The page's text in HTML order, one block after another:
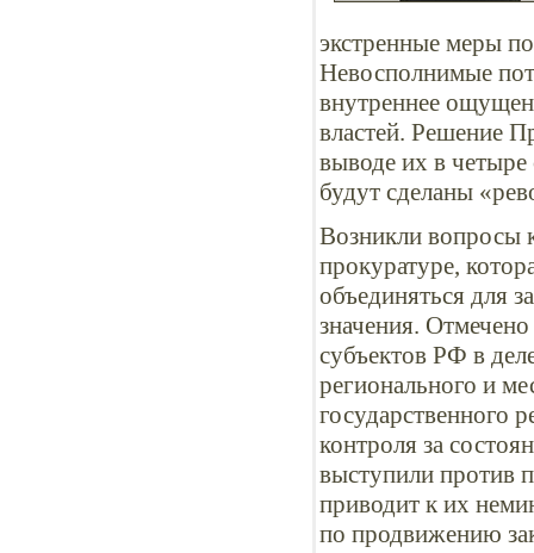
экстренные меры
Невосполнимые
внутреннее
властей. Решение
выводе их в
будут сделаны
Возникли вопросы
прокуратуре,
объединяться для
значения.
субъектов РФ в
регионального и
государственного
контроля за
выступили против
приводит к их
по продвижению